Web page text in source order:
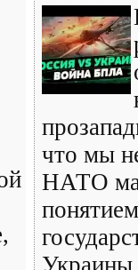
что мы
НАТО